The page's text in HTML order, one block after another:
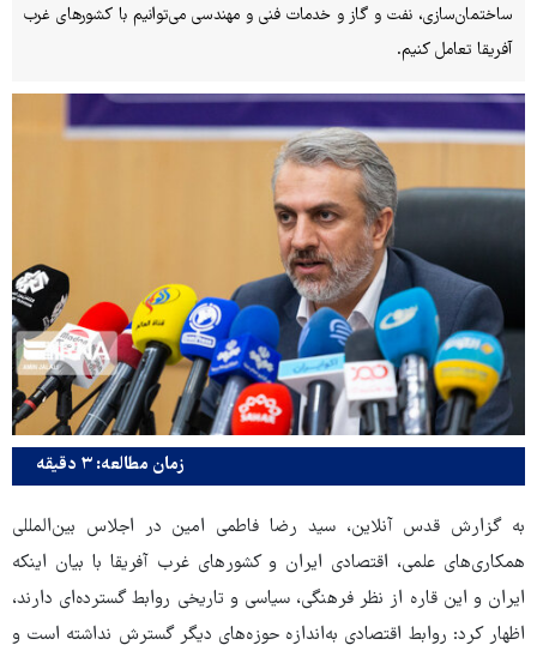
ساختمان‌سازی، نفت و گاز و خدمات فنی و مهندسی می‌توانیم با کشورهای غرب
آفریقا تعامل کنیم.
زمان مطالعه: ۳ دقیقه
به گزارش قدس آنلاین، سید رضا فاطمی امین در اجلاس بین‌المللی
همکاری‌های علمی، اقتصادی ایران و کشورهای غرب آفریقا با بیان اینکه
ایران و این قاره از نظر فرهنگی، سیاسی و تاریخی روابط گسترده‌ای دارند،
اظهار کرد: روابط اقتصادی به‌اندازه حوزه‌های دیگر گسترش نداشته است و